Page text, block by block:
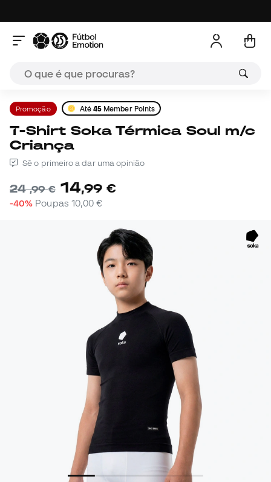
Promoção Até 45 Member Points
T-Shirt Soka Térmica Soul m/c
Criança
Sê o primeiro a dar uma opinião
24,99 € 14,99 €
-40% Poupas 10,00 €